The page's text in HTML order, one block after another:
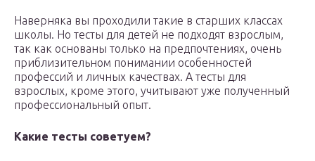
Наверняка вы проходили такие в старших классах
школы. Но тесты для детей не подходят взрослым,
так как основаны только на предпочтениях, очень
приблизительном понимании особенностей
профессий и личных качествах. А тесты для
взрослых, кроме этого, учитывают уже полученный
профессиональный опыт.
Какие тесты советуем?